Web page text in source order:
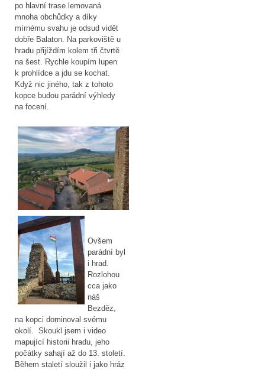
po hlavní trase lemovaná
mnoha obchůdky a díky
mírnému svahu je odsud vidět
dobře Balaton. Na parkoviště u
hradu přijíždím kolem tři čtvrtě
na šest. Rychle koupím lupen
k prohlídce a jdu se kochat.
Když nic jiného, tak z tohoto
kopce budou parádní výhledy
na focení.
Ovšem
parádní byl
i hrad.
Rozlohou
cca jako
náš
Bezděz,
na kopci dominoval svému
okolí. Skoukl jsem i video
mapující historii hradu, jeho
počátky sahají až do 13. století.
Během staletí sloužil i jako hráz